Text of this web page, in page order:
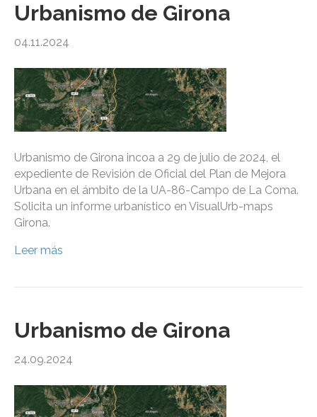
Urbanismo de Girona
04.11.2024
Urbanismo de Girona incoa a 29 de julio de 2024, el
expediente de Revisión de Oficial del Plan de Mejora
Urbana en el ámbito de la UA-86-Campo de La Coma.
Solicita un informe urbanístico en VisualUrb-maps
Girona.
Leer más
Urbanismo de Girona
24.09.2024